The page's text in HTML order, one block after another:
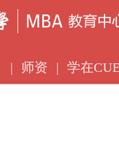
| 师资 | 学在